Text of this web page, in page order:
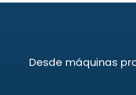
Desde máquinas